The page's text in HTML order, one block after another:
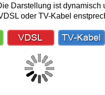
Darstellung ist dynamisch
oder TV-Kabel